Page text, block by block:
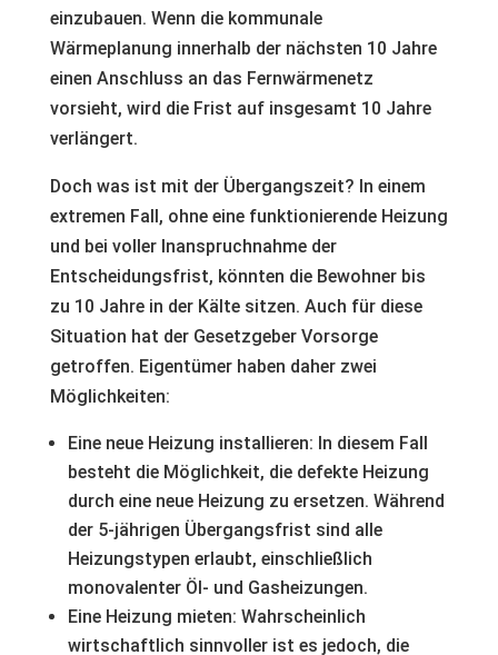
einzubauen. Wenn die kommunale
Wärmeplanung innerhalb der nächsten 10 Jahre
einen Anschluss an das Fernwärmenetz
vorsieht, wird die Frist auf insgesamt 10 Jahre
verlängert.
Doch was ist mit der Übergangszeit? In einem
extremen Fall, ohne eine funktionierende Heizung
und bei voller Inanspruchnahme der
Entscheidungsfrist, könnten die Bewohner bis
zu 10 Jahre in der Kälte sitzen. Auch für diese
Situation hat der Gesetzgeber Vorsorge
getroffen. Eigentümer haben daher zwei
Möglichkeiten:
Eine neue Heizung installieren: In diesem Fall
besteht die Möglichkeit, die defekte Heizung
durch eine neue Heizung zu ersetzen. Während
der 5-jährigen Übergangsfrist sind alle
Heizungstypen erlaubt, einschließlich
monovalenter Öl- und Gasheizungen.
Eine Heizung mieten: Wahrscheinlich
wirtschaftlich sinnvoller ist es jedoch, die